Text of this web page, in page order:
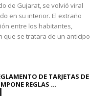
de Gujarat, se volvió viral
en su interior. El extraño
entre los habitantes,
que se tratara de un anticipo
DE TARJETAS DE
REGLAS ...